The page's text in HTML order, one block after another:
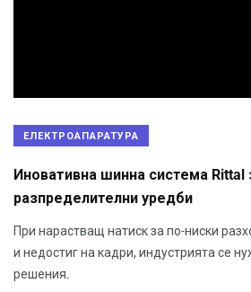
ЕЛЕКТРОАПАРАТУРА
Иновативна шинна система Rittal
разпределителни уредби
При нарастващ натиск за по-ниски
и недостиг на кадри, индустрията се
решения.